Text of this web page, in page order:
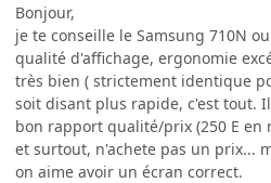
Bonjour,
je te conseille le Samsung 710N
qualité d'affichage, ergonomie
très bien ( strictement identique
soit disant plus rapide, c'est tout.
bon rapport qualité/prix (250 E en
et surtout, n'achete pas un prix...
on aime avoir un écran correct.